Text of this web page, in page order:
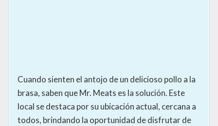
Cuando sienten el antojo de un delicioso pollo a la
brasa, saben que Mr. Meats es la solución. Este
local se destaca por su ubicación actual, cercana a
todos, brindando la oportunidad de disfrutar de